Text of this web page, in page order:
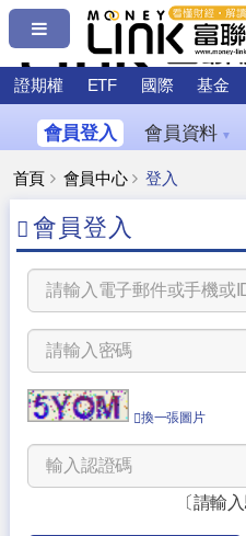
證期權 ETF 國際 基金
會員登入 會員資料 ▼
首頁 會員中心 登入
會員登入
換一張圖片
〔請輸